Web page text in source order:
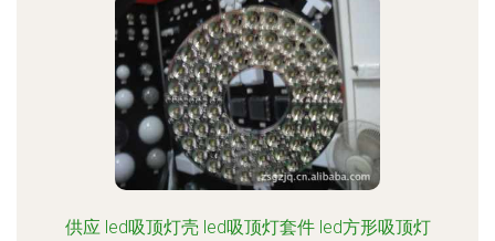
供应 led吸顶灯壳 led吸顶灯套件 led方形吸顶灯